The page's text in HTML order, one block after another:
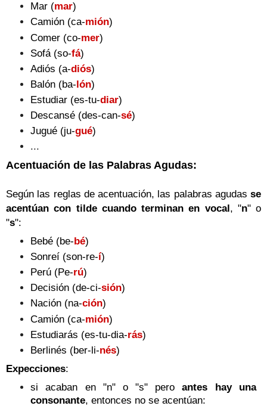
Mar (mar)
Camión (ca-mión)
Comer (co-mer)
Sofá (so-fá)
Adiós (a-diós)
Balón (ba-lón)
Estudiar (es-tu-diar)
Descansé (des-can-sé)
Jugué (ju-gué)
...
Acentuación de las Palabras Agudas:
Según las reglas de acentuación, las palabras agudas se
acentúan con tilde cuando terminan en vocal, "n" o
"s":
Bebé (be-bé)
Sonreí (son-re-í)
Perú (Pe-rú)
Decisión (de-ci-sión)
Nación (na-ción)
Camión (ca-mión)
Estudiarás (es-tu-dia-rás)
Berlinés (ber-li-nés)
Expecciones:
si acaban en "n" o "s" peroantes hay una
consonante, entonces no se acentúan: